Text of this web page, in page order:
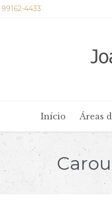
99162-4433
Início Áreas